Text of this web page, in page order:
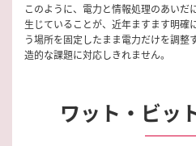
このように、電力と情報処理のあい
生じていることが、近年ますます明確
う場所を固定したまま電力だけを調
造的な課題に対応しきれません。
ワット・ビッ